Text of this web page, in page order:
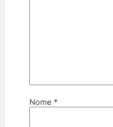
Nome *